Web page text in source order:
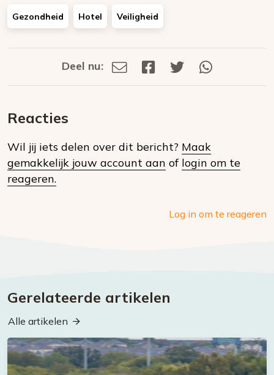
Gezondheid Hotel Veiligheid
Deel
social
Deel nu:
Deel
Deel
Deel
Reacties
Wil jij iets delen over dit bericht? Maak
gemakkelijk jouw account aan of login om te
reageren.
Log in om te reageren
Gerelateerde artikelen
Alle artikelen